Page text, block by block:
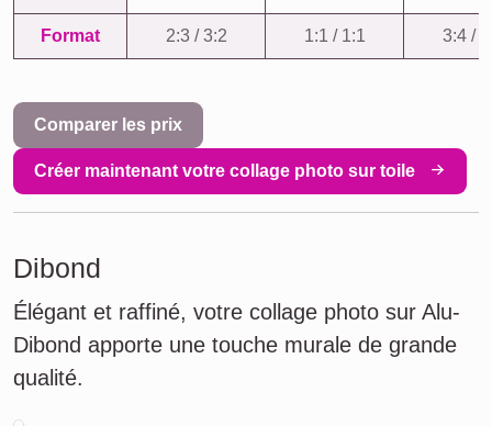
Format 2:3 / 3:2 1:1 / 1:1 3:4 /
Comparer les prix
Créer maintenant votre collage photo sur toile
Dibond
Élégant et raffiné, votre collage photo sur Alu-
Dibond apporte une touche murale de grande
qualité.